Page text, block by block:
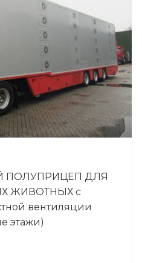
ДЛЯ
ЖИВОТНЫХ с
вентиляции
этажи)